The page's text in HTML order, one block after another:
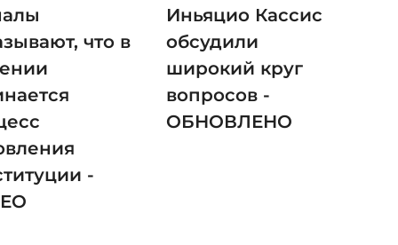
что в
-
Иньяцио Кассис
обсудили
широкий круг
вопросов -
ОБНОВЛЕНО